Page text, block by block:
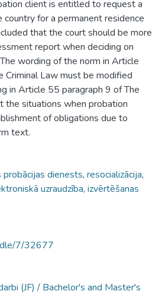
client is entitled to request a
for a permanent residence
that the court should be more
report when deciding on
wording of the norm in Article
Criminal Law must be modified
in Article 55 paragraph 9 of The
the situations when probation
of obligations due to
text.
probācijas dienests, resocializācija,
uzraudzība, izvērtēšanas
7/32677
(JF) / Bachelor's and Master's